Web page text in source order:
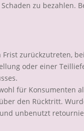
zu bezahlen.
zurückzutreten,
oder einer
für Konsumenten
den Rücktritt.
unbenutzt